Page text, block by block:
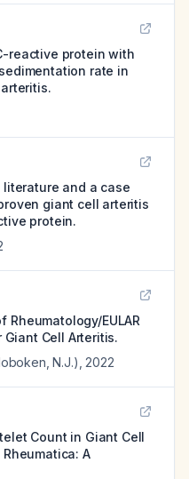
reactive protein with
rate in
and a case
giant cell arteritis
protein.
Rheumatology/EULAR
Cell Arteritis.
N.J.) 2022
Count in Giant Cell
A